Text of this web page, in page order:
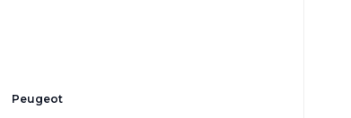
Peugeot